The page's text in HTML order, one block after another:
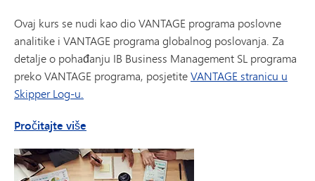
Ovaj kurs se nudi kao dio VANTAGE programa poslovne
analitike i VANTAGE programa globalnog poslovanja. Za
detalje o pohađanju IB Business Management SL programa
preko VANTAGE programa, posjetiteVANTAGE stranicu u
Skipper Log-u.
Pročitajte više